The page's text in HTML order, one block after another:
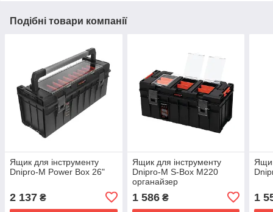
Подібні товари компанії
Ящик для інструменту
Dnipro-M Power Box 26"
2 137 ₴
Ящик для інструменту
Dnipro-M S-Box М220
органайзер
1 586₴ 1